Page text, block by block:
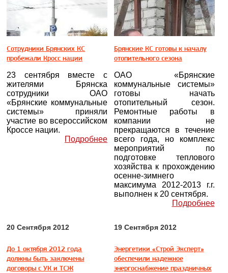
Сотрудники Брянских КС
пробежали Кросс нации
23 сентября вместе с
жителями Брянска
сотрудники ОАО
«Брянские коммунальные
системы» приняли
участие во всероссийском
Кроссе нации.
Подробнее
Брянские КС готовы к началу
отопительного сезона
ОАО «Брянские
коммунальные системы»
готовы начать
отопительный сезон.
Ремонтные работы в
компании не
прекращаются в течение
всего года, но комплекс
мероприятий по
подготовке теплового
хозяйства к прохождению
осенне-зимнего
максимума 2012-2013 г.г.
выполнен к 20 сентября.
Подробнее
20 Сентября 2012
До 1 октября 2012 года
должны быть заключены
договоры с УК и ТСЖ
19 Сентября 2012
Энергетики «Строй Эксперт»
обеспечили надежное
энергоснабжение праздничных